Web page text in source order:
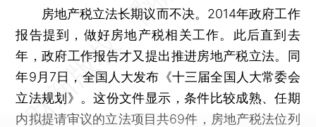
房地产税立法长期议而不决。2014年政府工作
报告提到，做好房地产税相关工作。此后直到去
年，政府工作报告才又提出推进房地产税立法。同
年9月7日，全国人大发布《十三届全国人大常委会
立法规划》。这份文件显示，条件比较成熟、任期
内拟提请审议的立法项目共69件，房地产税法位列